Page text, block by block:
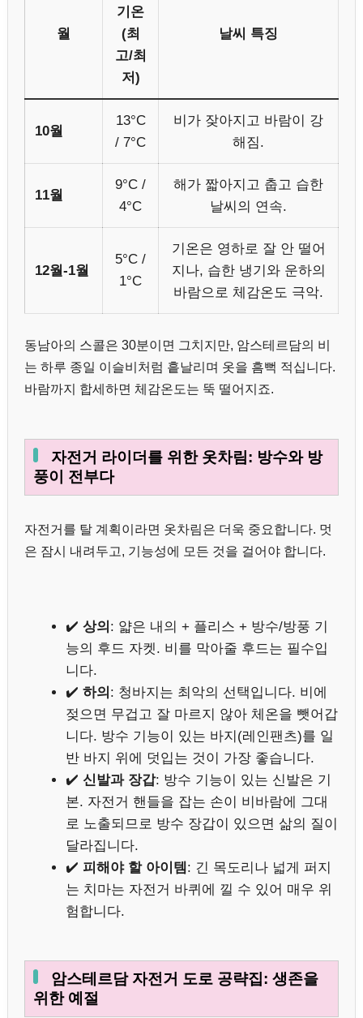
월
기온
(최
고/최
저)
날씨 특징
10월
13°C
/ 7°C
비가 잦아지고 바람이 강
해짐.
11월
9°C /
4°C
해가 짧아지고 춥고 습한
날씨의 연속.
12월-1월
5°C /
1°C
기온은 영하로 잘 안 떨어
지나, 습한 냉기와 운하의
바람으로 체감온도 극악.
동남아의 스콜은 30분이면 그치지만, 암스테르담의 비
는 하루 종일 이슬비처럼 흩날리며 옷을 흠뻑 적십니다.
바람까지 합세하면 체감온도는 뚝 떨어지죠.
자전거 라이더를 위한 옷차림: 방수와 방
풍이 전부다
자전거를 탈 계획이라면 옷차림은 더욱 중요합니다. 멋
은 잠시 내려두고, 기능성에 모든 것을 걸어야 합니다.
✔️ 상의 : 얇은 내의 + 플리스 + 방수/방풍 기
능의 후드 자켓. 비를 막아줄 후드는 필수입
니다.
✔️ 하의 : 청바지는 최악의 선택입니다. 비에
젖으면 무겁고 잘 마르지 않아 체온을 뺏어갑
니다. 방수 기능이 있는 바지(레인팬츠)를 일
반 바지 위에 덧입는 것이 가장 좋습니다.
✔️ 신발과 장갑: 방수 기능이 있는 신발은 기
본. 자전거 핸들을 잡는 손이 비바람에 그대
로 노출되므로 방수 장갑이 있으면 삶의 질이
달라집니다.
✔️ 피해야 할 아이템 : 긴 목도리나 넓게 퍼지
는 치마는 자전거 바퀴에 낄 수 있어 매우 위
험합니다.
암스테르담 자전거 도로 공략집: 생존을
위한 예절